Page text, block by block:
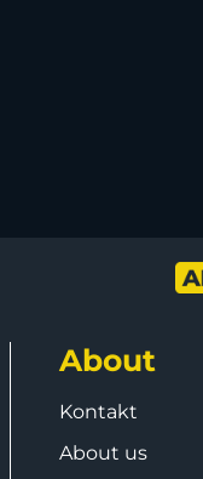
About
Kontakt
About us